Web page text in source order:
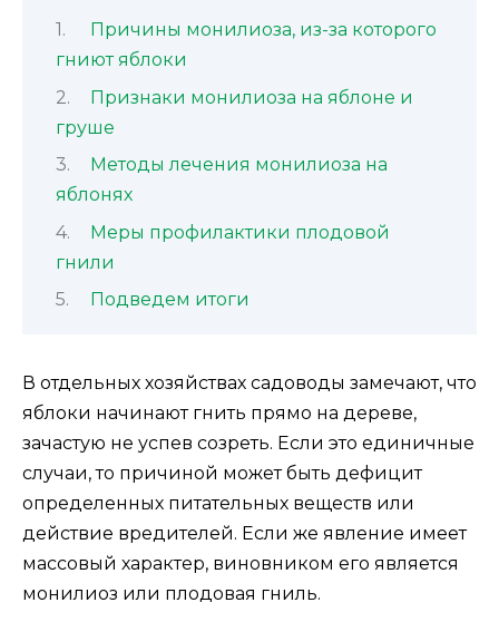
Причины монилиоза, из-за которого
гниют яблоки
Признаки монилиоза на яблоне и
груше
Методы лечения монилиоза на
яблонях
Меры профилактики плодовой
гнили
Подведем итоги
В отдельных хозяйствах садоводы замечают, что
яблоки начинают гнить прямо на дереве,
зачастую не успев созреть. Если это единичные
случаи, то причиной может быть дефицит
определенных питательных веществ или
действие вредителей. Если же явление имеет
массовый характер, виновником его является
монилиоз или плодовая гниль.